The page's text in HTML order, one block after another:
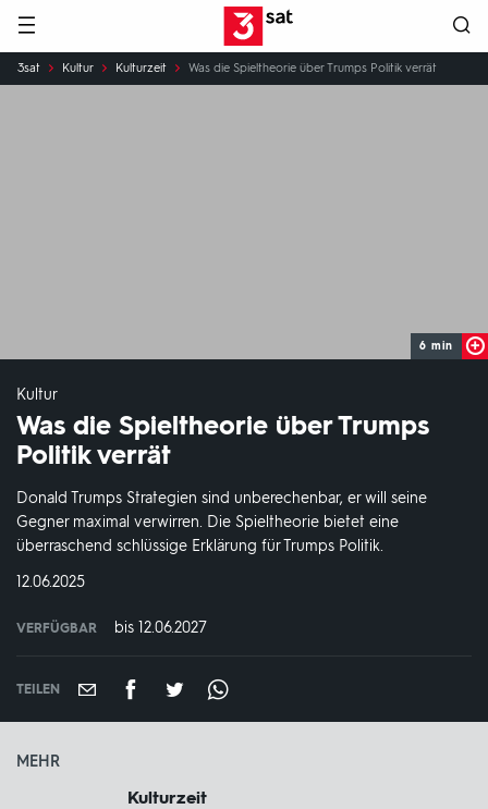
Hauptnavigation 3SAT
Sie
sind
3sat Kultur Kulturzeit Was die Spieltheorie über Trumps Politik verrät
6 min
Kultur
Was die Spieltheorie über Trumps
Politik verrät
Donald Trumps Strategien sind unberechenbar, er will seine
Gegner maximal verwirren. Die Spieltheorie bietet eine
überraschend schlüssige Erklärung für Trumps Politik.
DATUM:
12.06.2025
VERFÜGBAR bis 12.06.2027
TEILEN
MEHR
Kulturzeit